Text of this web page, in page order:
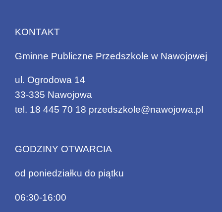
KONTAKT
Gminne Publiczne Przedszkole w Nawojowej
ul. Ogrodowa 14
33-335 Nawojowa
tel. 18 445 70 18 przedszkole@nawojowa.pl
GODZINY OTWARCIA
od poniedziałku do piątku
06:30-16:00